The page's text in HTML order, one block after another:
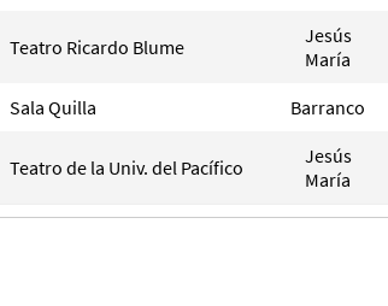
Teatro Ricardo Blume
Jesús
María
Sala Quilla Barranco
Teatro de la Univ. del Pacífico
Jesús
María